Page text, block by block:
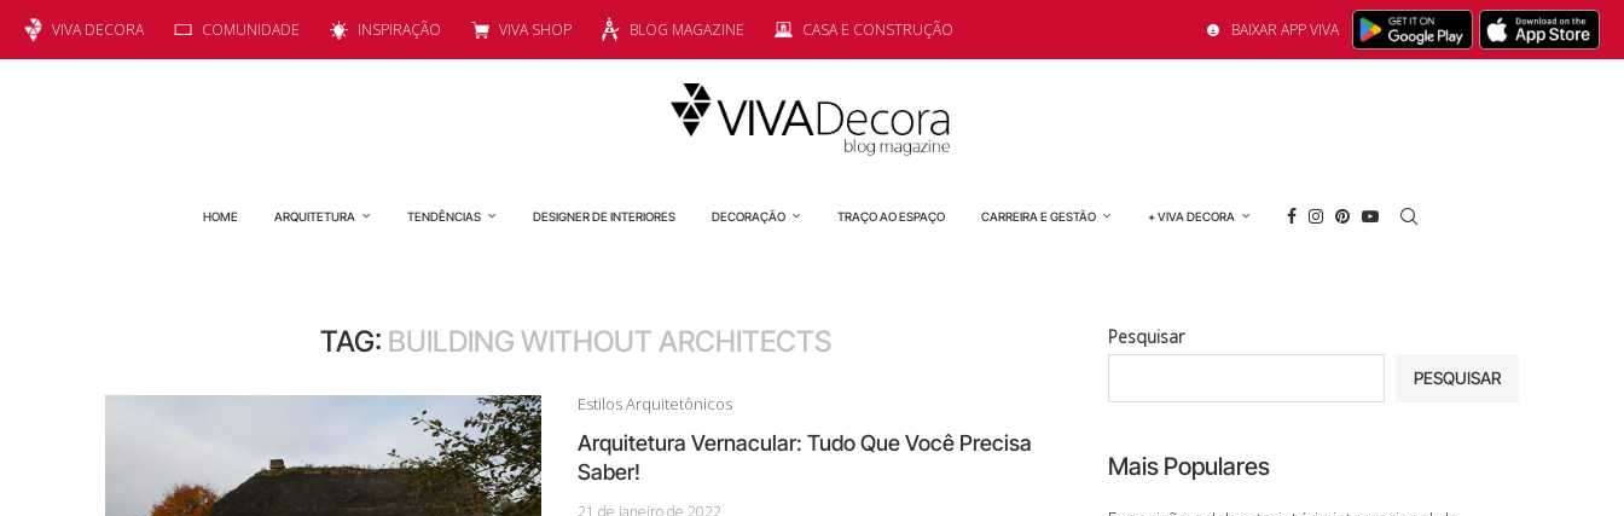
VIVA DECORA COMUNIDADE INSPIRAÇÃO VIVA SHOP BLOG MAGAZINE CASA E CONSTRUÇÃO BAIXAR APP VIVA
HOME ARQUITETURA TENDÊNCIAS DESIGNER DE INTERIORES DECORAÇÃO TRAÇO AO ESPAÇO CARREIRA E GESTÃO + VIVA DECORA
TAG: BUILDING WITHOUT ARCHITECTS
Estilos Arquitetônicos
Arquitetura Vernacular: Tudo Que Você Precisa
Saber!
Pesquisar
PESQUISAR
Mais Populares